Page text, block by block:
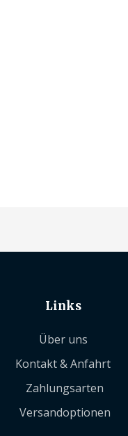
Links
Über uns
Kontakt & Anfahrt
Zahlungsarten
Versandoptionen